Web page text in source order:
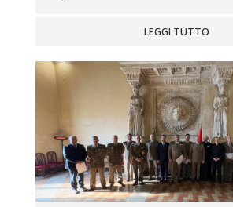
LEGGI TUTTO